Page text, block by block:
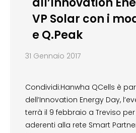
VP Solar con i
e Q.Peak
31 Gennaio 2017
Condividi:Hanwha QCells è
dell’Innovation Energy Day,
terrà il 9 febbraio a Treviso
aderenti alla rete Smart